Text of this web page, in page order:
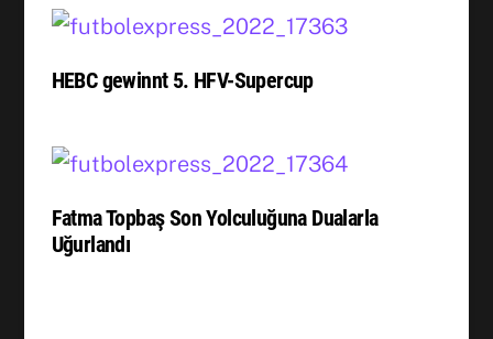
HEBC gewinnt 5. HFV-Supercup
Fatma Topbaş Son Yolculuğuna Dualarla
Uğurlandı